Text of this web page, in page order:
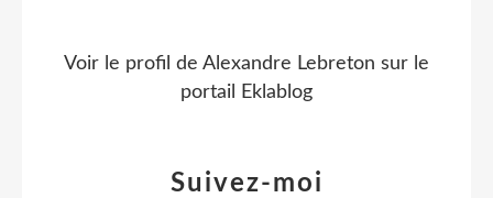
Suivez-moi
Voir le profil de Alexandre Lebreton sur le
portail Eklablog